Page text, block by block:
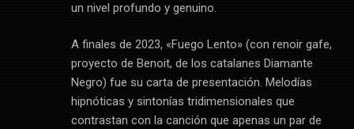
un nivel profundo y genuino.
A finales de 2023, «Fuego Lento» (con renoir gafe,
proyecto de Benoit, de los catalanes Diamante
Negro) fue su carta de presentación. Melodías
hipnóticas y sintonías tridimensionales que
contrastan con la canción que apenas un par de